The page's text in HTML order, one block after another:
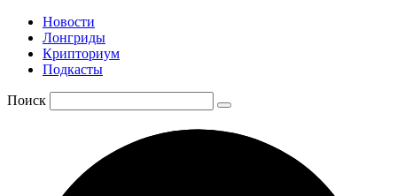
Новости
Лонгриды
Крипториум
Подкасты
Поиск